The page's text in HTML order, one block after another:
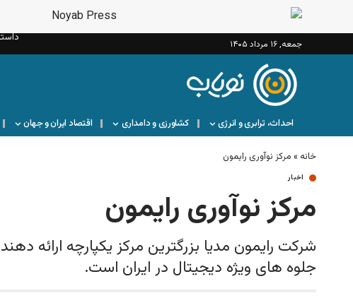
جمعه, ۱۶ مرداد ۱۴۰۵
احداث، ترابری و انرژی کشاورزی و دامداری اقتصاد ایران و جهان
خانه » مرکز نوآوری رایمون
اخبار
مرکز نوآوری رایمون
شرکت رایمون مدیا بزرگترین مرکز یکپارچه ارائه
جلوه های ویژه دیجیتال در ایران است.